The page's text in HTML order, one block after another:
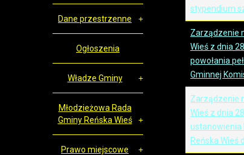
stypendium
Zarządzenie
Wieś z dnia
powołania
Gminnej
Zarządzenie
Wieś z dnia
ustanowienia
Reńska Wieś
Dane przestrzenne
Ogłoszenia
Władze Gminy
Młodzieżowa Rada
Gminy Reńska Wieś
Prawo miejscowe